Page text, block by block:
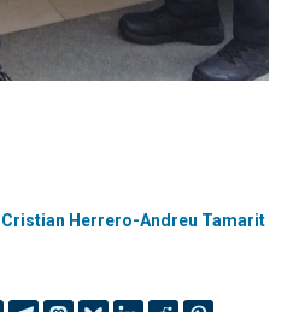
Cristian Herrero-Andreu Tamarit